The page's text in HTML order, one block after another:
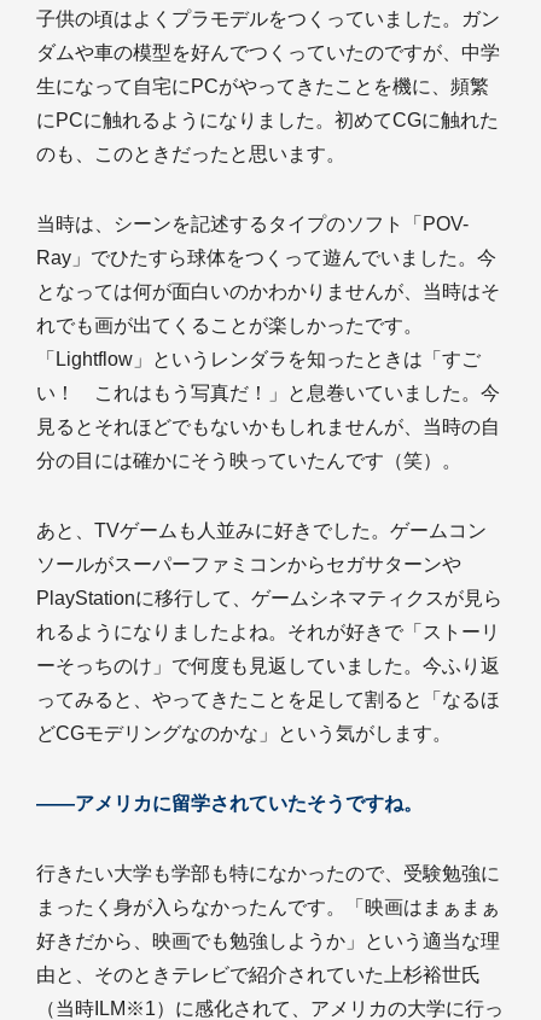
子供の頃はよくプラモデルをつくっていました。ガン
ダムや車の模型を好んでつくっていたのですが、中学
生になって自宅にPCがやってきたことを機に、頻繁
にPCに触れるようになりました。初めてCGに触れた
のも、このときだったと思います。
当時は、シーンを記述するタイプのソフト「POV-
Ray」でひたすら球体をつくって遊んでいました。今
となっては何が面白いのかわかりませんが、当時はそ
れでも画が出てくることが楽しかったです。
「Lightflow」というレンダラを知ったときは「すご
い！ これはもう写真だ！」と息巻いていました。今
見るとそれほどでもないかもしれませんが、当時の自
分の目には確かにそう映っていたんです（笑）。
あと、TVゲームも人並みに好きでした。ゲームコン
ソールがスーパーファミコンからセガサターンや
PlayStationに移行して、ゲームシネマティクスが見ら
れるようになりましたよね。それが好きで「ストーリ
ーそっちのけ」で何度も見返していました。今ふり返
ってみると、やってきたことを足して割ると「なるほ
どCGモデリングなのかな」という気がします。
――アメリカに留学されていたそうですね。
行きたい大学も学部も特になかったので、受験勉強に
まったく身が入らなかったんです。「映画はまぁまぁ
好きだから、映画でも勉強しようか」という適当な理
由と、そのときテレビで紹介されていた上杉裕世氏
（当時ILM※1）に感化されて、アメリカの大学に行っ